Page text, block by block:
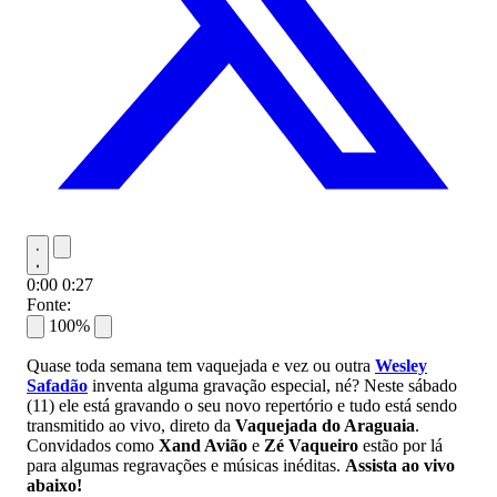
0:00 0:27
Fonte:
100%
Quase toda semana tem vaquejada e vez ou outra Wesley
Safadão inventa alguma gravação especial, né? Neste sábado
(11) ele está gravando o seu novo repertório e tudo está sendo
transmitido ao vivo, direto da Vaquejada do Araguaia.
Convidados como Xand Avião e Zé Vaqueiro estão por lá
para algumas regravações e músicas inéditas. Assista ao vivo
abaixo!